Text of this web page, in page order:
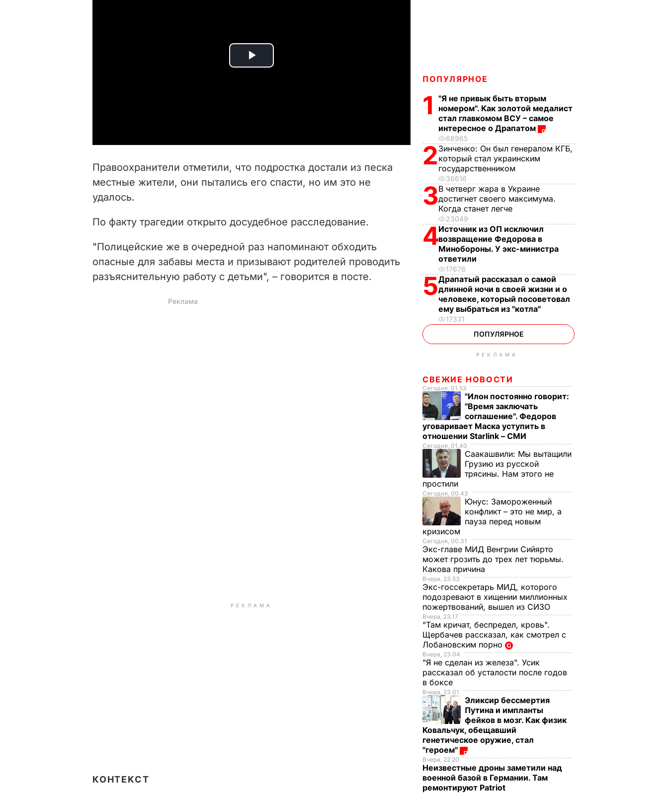
P
i
e
o
Правоохранители отметили, что подростка достали из песка
местные жители, они пытались его спасти, но им это не
удалось.
По факту трагедии открыто досудебное расследование.
"Полицейские же в очередной раз напоминают обходить
опасные для забавы места и призывают родителей проводить
разъяснительную работу с детьми", – говорится в посте.
РЕКЛАМА
КОНТЕКСТ
ПОПУЛЯРНОЕ
1
"Я не привык быть вторым
номером". Как золотой медалист
стал главкомом ВСУ – самое
интересное о Драпатом
68965
2 Зинченко: Он был генералом КГБ,
который стал украинским
государственником
36616
3В четверг жара в Украине
достигнет своего максимума.
Когда станет легче
23049
4Источник из ОП исключил
возвращение Федорова в
Минобороны. У экс-министра
ответили
17676
5Драпатый рассказал о самой
длинной ночи в своей жизни и о
человеке, который посоветовал
ему выбраться из "котла"
17331
ПОПУЛЯРНОЕ
РЕКЛАМА
СВЕЖИЕ НОВОСТИ
Сегодня, 01.53
"Илон постоянно говорит:
"Время заключать
соглашение". Федоров
уговаривает Маска уступить в
отношении Starlink – СМИ
Сегодня, 01.40
Саакашвили: Мы вытащили
Грузию из русской
трясины. Нам этого не
простили
Сегодня, 00.43
Юнус: Замороженный
конфликт – это не мир, а
пауза перед новым
кризисом
Сегодня, 00.31
Экс-главе МИД Венгрии Сийярто
может грозить до трех лет тюрьмы.
Какова причина
Вчера, 23.53
Экс-госсекретарь МИД, которого
подозревают в хищении миллионных
пожертвований, вышел из СИЗО
Вчера, 23.17
"Там кричат, беспредел, кровь".
Щербачев рассказал, как смотрел с
Лобановским порно
Вчера, 23.04
"Я не сделан из железа". Усик
рассказал об усталости после годов
в боксе
Вчера, 23.01
Эликсир бессмертия
Путина и импланты
фейков в мозг. Как физик
Ковальчук, обещавший
генетическое оружие, стал
"героем"
Вчера, 22.20
Неизвестные дроны заметили над
военной базой в Германии. Там
ремонтируют Patriot